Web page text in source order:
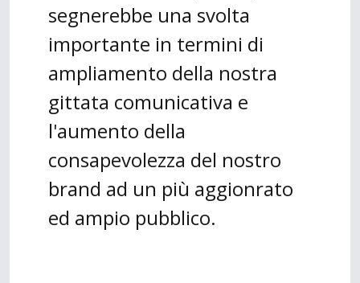
segnerebbe una svolta
importante in termini di
ampliamento della nostra
gittata comunicativa e
l'aumento della
consapevolezza del nostro
brand ad un più aggionrato
ed ampio pubblico.